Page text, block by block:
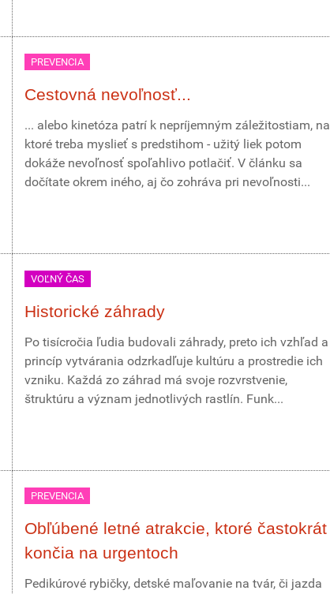
PREVENCIA
Cestovná nevoľnosť...
... alebo kinetóza patrí k nepríjemným záležitostiam, na
ktoré treba myslieť s predstihom - užitý liek potom
dokáže nevoľnosť spoľahlivo potlačiť. V článku sa
dočítate okrem iného, aj čo zohráva pri nevoľnosti...
VOĽNÝ ČAS
Historické záhrady
Po tisícročia ľudia budovali záhrady, preto ich vzhľad a
princíp vytvárania odzrkadľuje kultúru a prostredie ich
vzniku. Každá zo záhrad má svoje rozvrstvenie,
štruktúru a význam jednotlivých rastlín. Funk...
PREVENCIA
Obľúbené letné atrakcie, ktoré častokrát
končia na urgentoch
Pedikúrové rybičky, detské maľovanie na tvár, či jazda